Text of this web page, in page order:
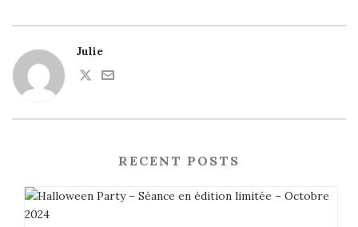
Julie
RECENT POSTS